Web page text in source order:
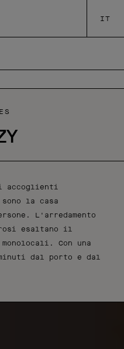
IT
accoglienti
la casa
L'arredamento
esaltano il
Con una
dal porto e dal